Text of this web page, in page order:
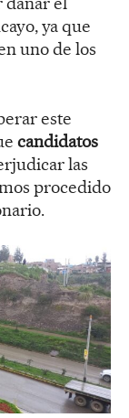
ya que
uno de los
este
candidatos
las
procedido